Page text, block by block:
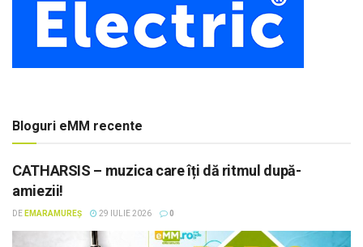
Bloguri eMM recente
CATHARSIS – muzica care îți dă ritmul după-
amiezii!
DE EMARAMUREȘ 29 IULIE 2026 0